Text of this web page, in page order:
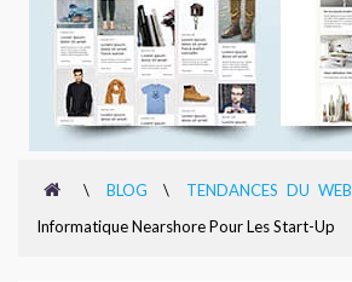
\ BLOG \ TENDANCES DU WEB
Informatique Nearshore Pour Les Start-Up